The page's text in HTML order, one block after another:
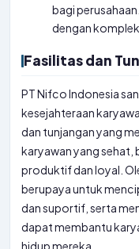
bagi
dengan
Fasilitas dan
PT Nifco Indonesia
kesejahteraan
dan tunjangan yang
karyawan yang sehat,
produktif dan loyal.
berupaya untuk
dan suportif, serta
dapat membantu
hidup mereka.